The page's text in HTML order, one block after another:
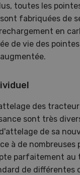
toutes les
fabriquées de
en
de vie des
des
sont très
de sa
à de nombreuses
parfaitement au
de différentes